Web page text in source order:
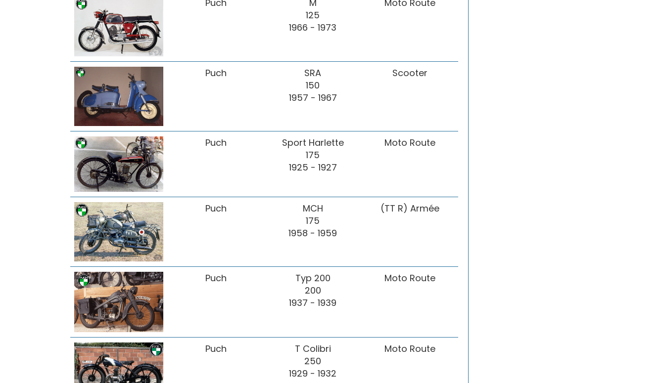
Puch
M
125
1966 - 1973
Moto Route
Puch
SRA
150
1957 - 1967
Scooter
Puch
Sport Harlette
175
1925 - 1927
Moto Route
Puch
MCH
175
1958 - 1959
(TT R) Armée
Puch
Typ 200
200
1937 - 1939
Moto Route
Puch
T Colibri
250
1929 - 1932
Moto Route